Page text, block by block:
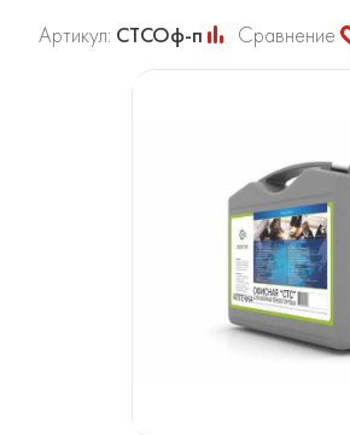
Артикул: СТСОф-п Сравнение